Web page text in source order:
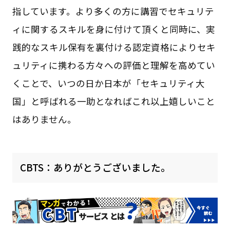
指しています。より多くの方に講習でセキュリテ
ィに関するスキルを身に付けて頂くと同時に、実
践的なスキル保有を裏付ける認定資格によりセキ
ュリティに携わる方々への評価と理解を高めてい
くことで、いつの日か日本が「セキュリティ大
国」と呼ばれる一助となればこれ以上嬉しいこと
はありません。
CBTS：ありがとうございました。